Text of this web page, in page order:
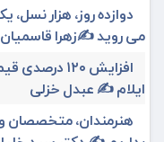
دوازده روز، هزار
می روید ✍️زهرا قاسمیان
افزایش ۱۲۰
ایلام ✍️ عبدل خزلی
هنرمندان، متخصصان